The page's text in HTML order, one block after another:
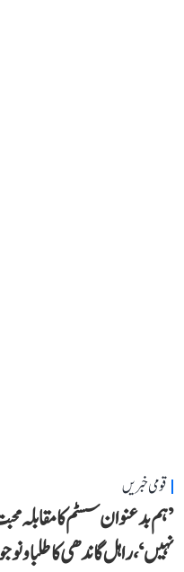
قومی خبریں
’ہم بدعنوان سسٹم کا
نہیں‘، راہل گاندھی کا طلبا